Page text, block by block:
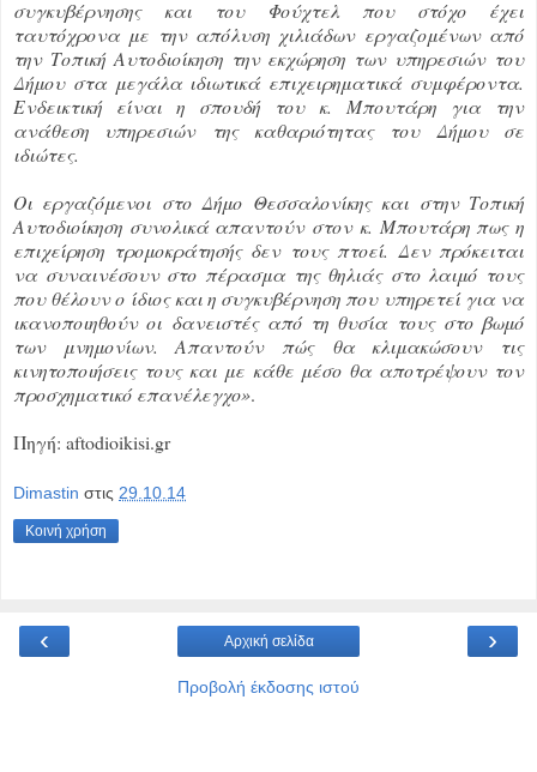
συγκυβέρνησης και του Φούχτελ που στόχο έχει
ταυτόχρονα με την απόλυση χιλιάδων εργαζομένων από
την Τοπική Αυτοδιοίκηση την εκχώρηση των υπηρεσιών του
Δήμου στα μεγάλα ιδιωτικά επιχειρηματικά συμφέροντα.
Ενδεικτική είναι η σπουδή του κ. Μπουτάρη για την
ανάθεση υπηρεσιών της καθαριότητας του Δήμου σε
ιδιώτες.
Οι εργαζόμενοι στο Δήμο Θεσσαλονίκης και στην Τοπική
Αυτοδιοίκηση συνολικά απαντούν στον κ. Μπουτάρη πως η
επιχείρηση τρομοκράτησής δεν τους πτοεί. Δεν πρόκειται
να συναινέσουν στο πέρασμα της θηλιάς στο λαιμό τους
που θέλουν ο ίδιος και η συγκυβέρνηση που υπηρετεί για να
ικανοποιηθούν οι δανειστές από τη θυσία τους στο βωμό
των μνημονίων. Απαντούν πώς θα κλιμακώσουν τις
κινητοποιήσεις τους και με κάθε μέσο θα αποτρέψουν τον
προσχηματικό επανέλεγχο».
Πηγή: aftodioikisi.gr
Dimastin στις 29.10.14
Κοινή χρήση
‹ ›
Αρχική σελίδα
Προβολή έκδοσης ιστού